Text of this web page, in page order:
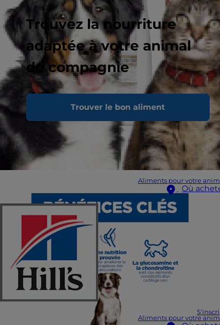
Trouvez la nourriture
adaptée à votre animal
de compagnie
Trouver le bon aliment
Aliments pour votre
Où
Aliments pour votre